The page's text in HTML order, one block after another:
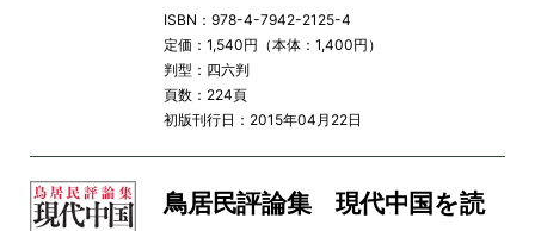
ISBN：978-4-7942-2125-4
定価：1,540円（本体：1,400円）
判型：四六判
頁数：224頁
初版刊行日：2015年04月22日
鳥居民評論集 現代中国を読